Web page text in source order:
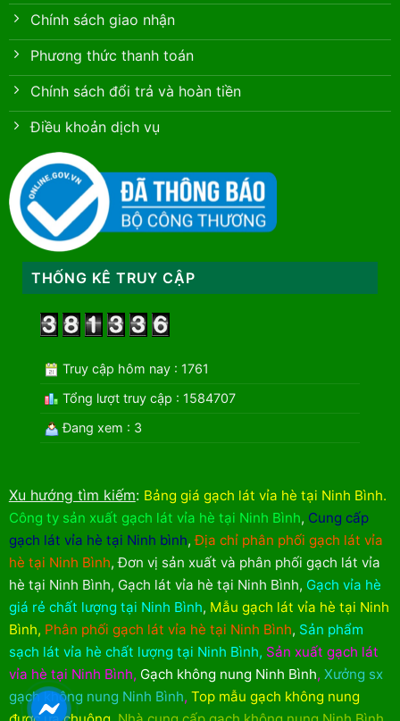
Chính sách giao nhận
Phương thức thanh toán
Chính sách đổi trả và hoàn tiền
Điều khoản dịch vụ
THỐNG KÊ TRUY CẬP
Truy cập hôm nay : 1761
Tổng lượt truy cập : 1584707
Đang xem : 3
Xu hướng tìm kiếm: Bảng giá gạch lát vỉa hè tại Ninh Bình.
Công ty sản xuất gạch lát vỉa hè tại Ninh Bình, Cung cấp
gạch lát vỉa hè tại Ninh bình,Địa chỉ phân phối gạch lát vỉa
hè tại Ninh Bình,Đơn vị sản xuất và phân phối gạch lát vỉa
hè tại Ninh Bình, Gạch lát vỉa hè tại Ninh Bình, Gạch vỉa hè
giá rẻ chất lượng tại Ninh Bình, Mẫu gạch lát vỉa hè tại Ninh
Bình, Phân phối gạch lát vỉa hè tại Ninh Bình, Sản phẩm
sạch lát vỉa hè chất lượng tại Ninh Bình, Sản xuất gạch lát
vỉa hè tại Ninh Bình, Gạch không nung Ninh Bình, Xưởng sx
gạch không nung Ninh Bình, Top mẫu gạch không nung